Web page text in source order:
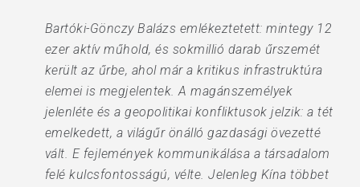
Bartóki-Gönczy Balázs emlékeztetett: mintegy 12
ezer aktív műhold, és sokmillió darab űrszemét
került az űrbe, ahol már a kritikus infrastruktúra
elemei is megjelentek. A magánszemélyek
jelenléte és a geopolitikai konfliktusok jelzik: a tét
emelkedett, a világűr önálló gazdasági övezetté
vált. E fejlemények kommunikálása a társadalom
felé kulcsfontosságú, vélte. Jelenleg Kína többet